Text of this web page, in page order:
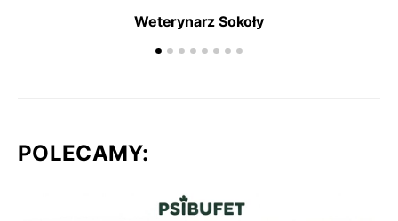
Weterynarz Sokoły
POLECAMY: